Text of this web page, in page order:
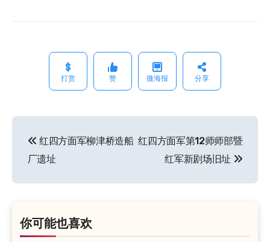
打赏 赞 微海报 分享
文
章
导
红四方面军柳津桥造船
厂遗址
红四方面军第12师师部暨
红军新剧场旧址
你可能也喜欢